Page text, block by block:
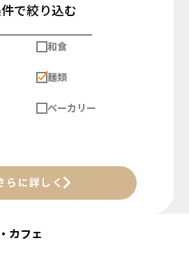
で絞り込む
和食
麺類
ベーカリー
らに詳しく
カフェ